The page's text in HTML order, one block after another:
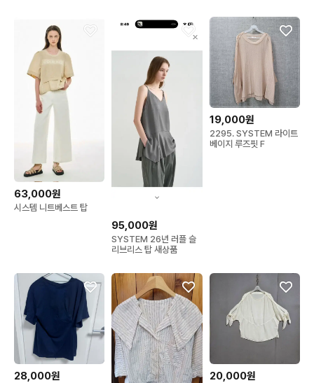
63,000원
시스템 니트베스트 탑
95,000원
SYSTEM 26년 러플 슬
리브리스 탑 새상품
19,000원
2295. SYSTEM 라이트
베이지 루즈핏 F
28,000원 20,000원